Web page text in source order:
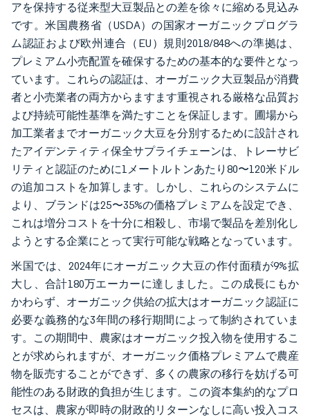
アを保持する従来型大豆製品との差を徐々に縮める見込み
です。米国農務省（USDA）の国家オーガニックプログラ
ム認証および欧州連合（EU）規則2018/848への準拠は、
プレミアム小売配置を確保するための基本的な要件となっ
ています。これらの認証は、オーガニック大豆製品が消費
者と小売業者の両方からますます重視される厳格な品質お
よび持続可能性基準を満たすことを保証します。圃場から
加工業者までオーガニック大豆を分別するために設計され
たアイデンティティ保全サプライチェーンは、トレーサビ
リティと認証のために1メートルトンあたり80〜120米ドル
の追加コストを加算します。しかし、これらのシステムに
より、ブランドは25〜35%の価格プレミアムを設定でき、
これは増分コストを十分に相殺し、市場で製品を差別化し
ようとする企業にとって実行可能な戦略となっています。
米国では、2024年にオーガニック大豆の作付面積が9%拡
大し、合計180万エーカーに達しました。この成長にもか
かわらず、オーガニック供給の拡大はオーガニック認証に
必要な義務的な3年間の移行期間によって制約されていま
す。この期間中、農家はオーガニック投入物を使用するこ
とが求められますが、オーガニック価格プレミアムで農産
物を販売することができず、多くの農家の移行を妨げる可
能性のある財政的負担が生じます。この資本集約的なプロ
セスは、農家が即時の財政的リターンなしに高い投入コス